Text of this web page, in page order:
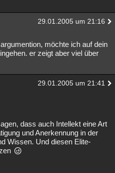
29.01.2005 um 21:16
möchte ich auf dein
er zeigt aber viel über
29.01.2005 um 21:41
dass auch Intellekt eine Art
und Anerkennung in der
Wissen. Und diesen Elite-